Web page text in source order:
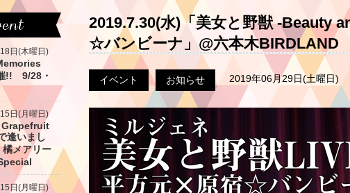
2019.7.30(水)「美女と野獣 -Beauty
☆バンビーナ」@六本木BIRDLAND
イベント お知らせ 2019年06月29日(土曜日)
日(木曜日)
!! 9/28・
日(月曜日)
逢いまし
メアリー
日(月曜日)